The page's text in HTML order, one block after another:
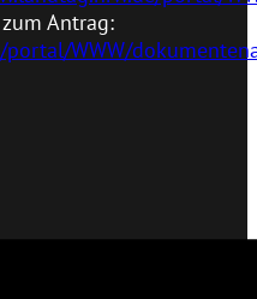
Antrag:
WWW/